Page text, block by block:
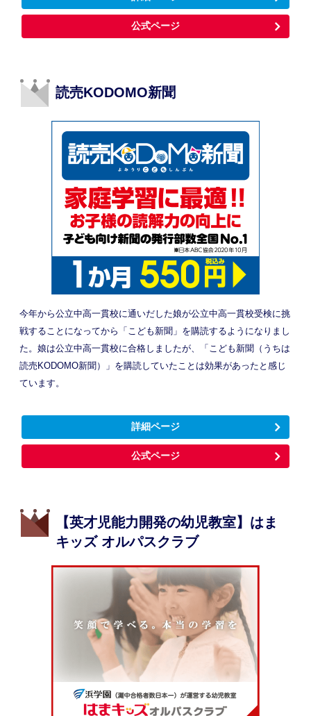
公式ページ
読売KODOMO新聞
今年から公立中高一貫校に通いだした娘が公立中高一貫校受検に挑
戦することになってから「こども新聞」を購読するようになりまし
た。娘は公立中高一貫校に合格しましたが、「こども新聞（うちは
読売KODOMO新聞）」を購読していたことは効果があったと感じ
ています。
詳細ページ
公式ページ
【英才児能力開発の幼児教室】はま
キッズ オルパスクラブ